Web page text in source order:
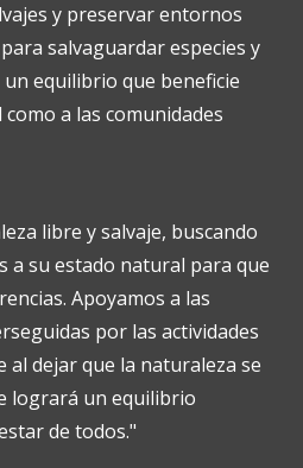
y preservar entornos
salvaguardar especies y
equilibrio que beneficie
a las comunidades
libre y salvaje, buscando
su estado natural para que
Apoyamos a las
por las actividades
al dejar que la naturaleza se
logrará un equilibrio
de todos."